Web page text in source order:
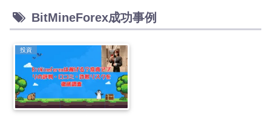
BitMineForex成功事例
投資